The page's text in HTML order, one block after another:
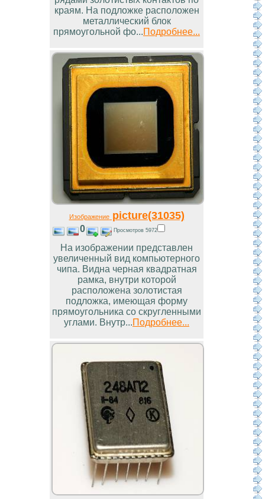
краям. На подложке расположен
металлический блок
прямоугольной фо...Подробнее...
Изображениеpicture(31035)
0 Просмотров 5972
На изображении представлен
увеличенный вид компьютерного
чипа. Видна черная квадратная
рамка, внутри которой
расположена золотистая
подложка, имеющая форму
прямоугольника со скругленными
углами. Внутр...Подробнее...